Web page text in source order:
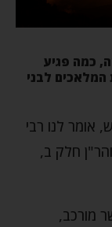
כמה פגיע
לבני
אומר לנו רבי
חלק ב,
מורכב,